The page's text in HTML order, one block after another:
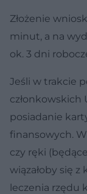
Złożenie
minut, a na
ok. 3 dni
Jeśli w trakcie
członkowskich
posiadanie
finansowych.
czy ręki
wiązałoby się
leczenia rzędu